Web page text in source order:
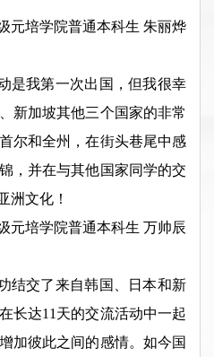
培学院普通本科生 朱丽烨
是我第一次出国，但我很幸
新加坡其他三个国家的非常
尔和全州，在街头巷尾中感
，并在与其他国家同学的交
洲文化！
培学院普通本科生 万帅辰
结交了来自韩国、日本和新
长达11天的交流活动中一起
加彼此之间的感情。如今国